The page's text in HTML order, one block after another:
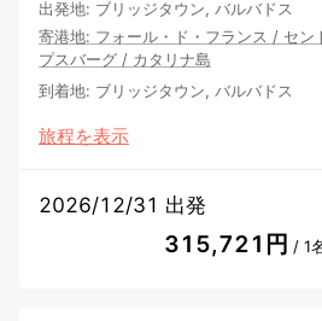
出発地: ブリッジタウン, バルバドス
寄港地: フォール・ド・フランス / セン
プスバーグ / カタリナ島
到着地: ブリッジタウン, バルバドス
旅程を表示
2026/12/31 出発
315,721円 / 1